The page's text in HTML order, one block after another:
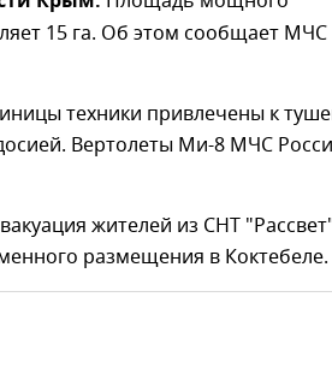
15 га. Об этом сообщает МЧС
техники привлечены к
Вертолеты Ми-8 МЧС
жителей из СНТ
размещения в Коктебеле.